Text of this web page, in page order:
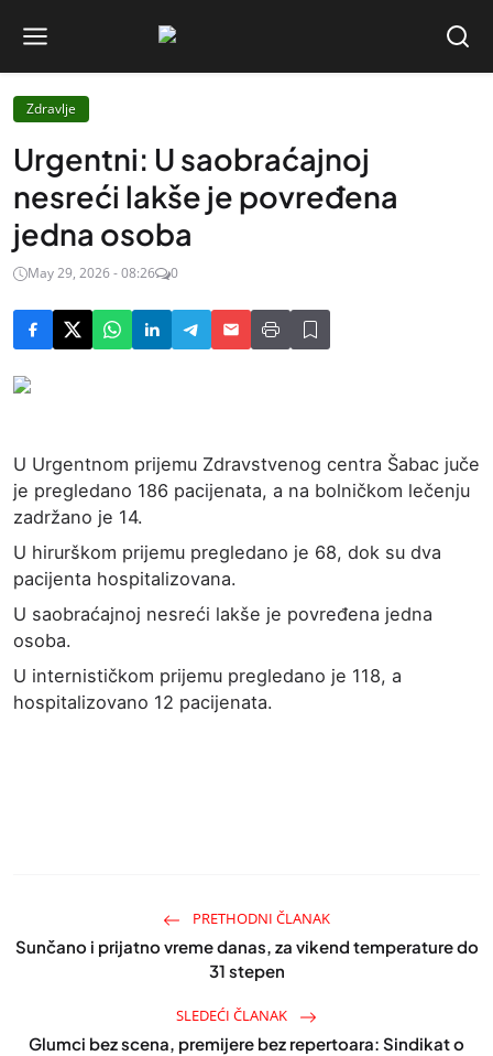
Zdravlje
Urgentni: U saobraćajnoj
nesreći lakše je povređena
jedna osoba
May 29, 2026 - 08:26 0
U Urgentnom prijemu Zdravstvenog centra Šabac juče
je pregledano 186 pacijenata, a na bolničkom lečenju
zadržano je 14.
U hirurškom prijemu pregledano je 68, dok su dva
pacijenta hospitalizovana.
U saobraćajnoj nesreći lakše je povređena jedna
osoba.
U internističkom prijemu pregledano je 118, a
hospitalizovano 12 pacijenata.
PRETHODNI ČLANAK
Sunčano i prijatno vreme danas, za vikend temperature do
31 stepen
SLEDEĆI ČLANAK
Glumci bez scena, premijere bez repertoara: Sindikat o